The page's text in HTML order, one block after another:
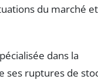
du marché et
dans la
ses ruptures de